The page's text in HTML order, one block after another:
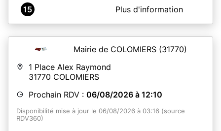
A propos de Mairie de Balma
En savoir plus
15 Plus d'information
Mairie de COLOMIERS (31770)
1 Place Alex Raymond
31770 COLOMIERS
Prochain RDV : 06/08/2026 à 12:10
Disponibilité mise à jour le 06/08/2026 à 03:16 (source
RDV360)